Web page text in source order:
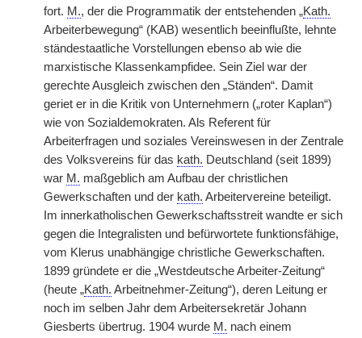
fort. M., der die Programmatik der entstehenden „Kath.
Arbeiterbewegung“ (KAB) wesentlich beeinflußte, lehnte
ständestaatliche Vorstellungen ebenso ab wie die
marxistische Klassenkampfidee. Sein Ziel war der
gerechte Ausgleich zwischen den „Ständen“. Damit
geriet er in die Kritik von Unternehmern („roter Kaplan“)
wie von Sozialdemokraten. Als Referent für
Arbeiterfragen und soziales Vereinswesen in der Zentrale
des Volksvereins für das kath. Deutschland (seit 1899)
war M. maßgeblich am Aufbau der christlichen
Gewerkschaften und der kath. Arbeitervereine beteiligt.
Im innerkatholischen Gewerkschaftsstreit wandte er sich
gegen die Integralisten und befürwortete funktionsfähige,
vom Klerus unabhängige christliche Gewerkschaften.
1899 gründete er die „Westdeutsche Arbeiter-Zeitung“
(heute „Kath. Arbeitnehmer-Zeitung“), deren Leitung er
noch im selben Jahr dem Arbeitersekretär Johann
Giesberts übertrug. 1904 wurde M. nach einem